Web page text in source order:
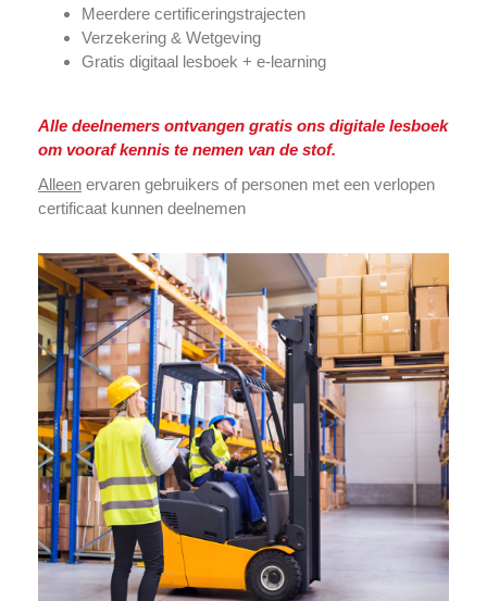
Meerdere certificeringstrajecten
Verzekering & Wetgeving
Gratis digitaal lesboek + e-learning
Alle deelnemers ontvangen gratis ons digitale lesboek
om vooraf kennis te nemen van de stof.
Alleen ervaren gebruikers of personen met een verlopen
certificaat kunnen deelnemen